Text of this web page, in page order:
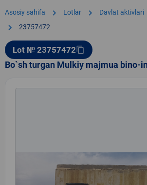
Asosiy sahifa chevron_right Lotlar chevron_right Davlat aktivlari
chevron_right 23757472
Lot № 23757472content_copy
Bo`sh turgan Mulkiy majmua bino-